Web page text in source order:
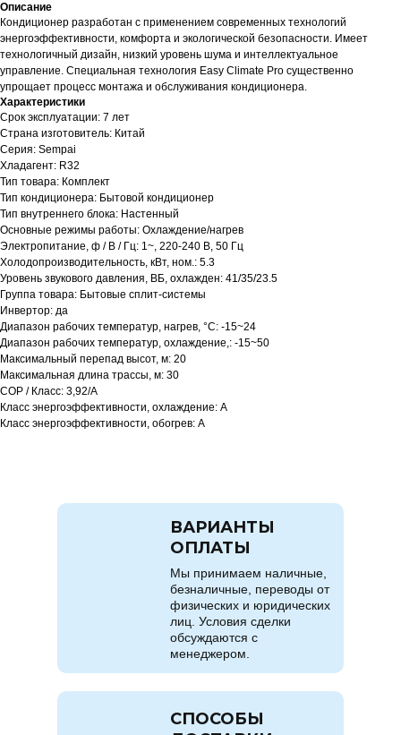
Описание
Кондиционер разработан с применением современных технологий
энергоэффективности, комфорта и экологической безопасности. Имеет
технологичный дизайн, низкий уровень шума и интеллектуальное
управление. Специальная технология Easy Climate Pro существенно
упрощает процесс монтажа и обслуживания кондиционера.
Характеристики
Срок эксплуатации: 7 лет
Страна изготовитель: Китай
Серия: Sempai
Хладагент: R32
Тип товара: Комплект
Тип кондиционера: Бытовой кондиционер
Тип внутреннего блока: Настенный
Основные режимы работы: Охлаждение/нагрев
Электропитание, ф / В / Гц: 1~, 220-240 В, 50 Гц
Холодопроизводительность, кВт, ном.: 5.3
Уровень звукового давления, ВБ, охлажден: 41/35/23.5
Группа товара: Бытовые сплит-системы
Инвертор: да
Диапазон рабочих температур, нагрев, °C: -15~24
Диапазон рабочих температур, охлаждение,: -15~50
Максимальный перепад высот, м: 20
Максимальная длина трассы, м: 30
COP / Класс: 3,92/A
Класс энергоэффективности, охлаждение: A
Класс энергоэффективности, обогрев: A
Мы принимаем наличные,
безналичные, переводы от
физических и юридических
лиц. Условия сделки
обсуждаются с
менеджером.
ВАРИАНТЫ
ОПЛАТЫ
СПОСОБЫ